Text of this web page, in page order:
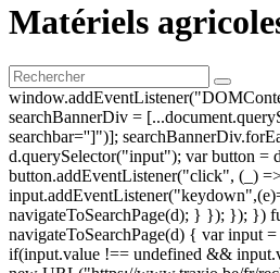
Matériels
searchBannerDiv =
searchbar='']")];
d.querySelector("input"); var button =
button.addEventListener("click", (_)
navigateToSearchPage(d); } }); }); })
navigateToSearchPage(d) { var input
if(input.value !== undefined &&